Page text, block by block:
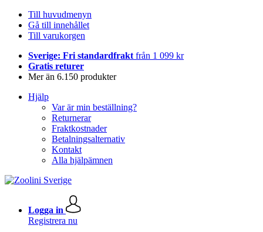
Till huvudmenyn
Gå till innehållet
Till varukorgen
Sverige: Fri standardfrakt från 1 099 kr
Gratis returer
Mer än 6.150 produkter
Hjälp
Var är min beställning?
Returnerar
Fraktkostnader
Betalningsalternativ
Kontakt
Alla hjälpämnen
Logga in
Registrera nu